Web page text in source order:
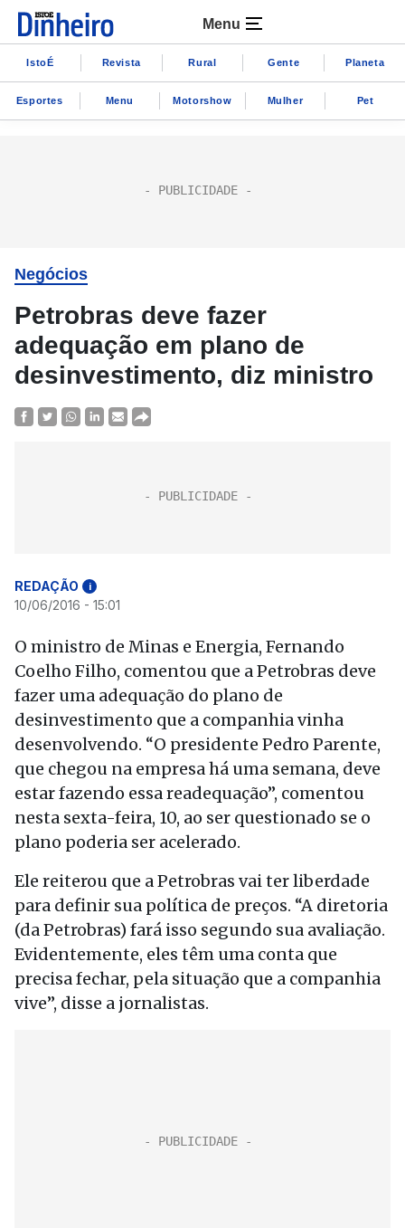
Menu
IstoÉ Revista Rural Gente Planeta
Esportes Menu Motorshow Mulher Pet
Negócios
Petrobras deve fazer
adequação em plano de
desinvestimento, diz ministro
REDAÇÃO i
10/06/2016 - 15:01
O ministro de Minas e Energia, Fernando
Coelho Filho, comentou que a Petrobras deve
fazer uma adequação do plano de
desinvestimento que a companhia vinha
desenvolvendo. “O presidente Pedro Parente,
que chegou na empresa há uma semana, deve
estar fazendo essa readequação”, comentou
nesta sexta-feira, 10, ao ser questionado se o
plano poderia ser acelerado.
Ele reiterou que a Petrobras vai ter liberdade
para definir sua política de preços. “A diretoria
(da Petrobras) fará isso segundo sua avaliação.
Evidentemente, eles têm uma conta que
precisa fechar, pela situação que a companhia
vive”, disse a jornalistas.